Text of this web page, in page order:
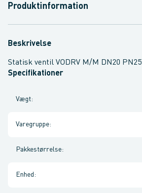
Produktinformation
Beskrivelse
Statisk ventil VODRV M/M DN20 PN25
Specifikationer
Vægt:
Varegruppe:
Pakkestørrelse:
Enhed :